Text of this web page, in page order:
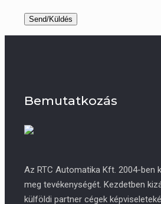
Bemutatkozás
Az RTC Automatika Kft. 2004-ben
meg tevékenységét. Kezdetben
külföldi partner cégek